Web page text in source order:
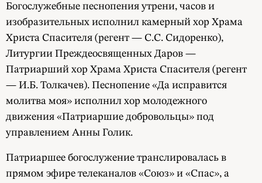
Богослужебные песнопения утрени, часов и
изобразительных исполнил камерный хор Храма
Христа Спасителя (регент — С.С. Сидоренко),
Литургии Преждеосвященных Даров —
Патриарший хор Храма Христа Спасителя (регент
— И.Б. Толкачев). Песнопение «Да исправится
молитва моя» исполнил хор молодежного
движения «Патриаршие добровольцы» под
управлением Анны Голик.
Патриаршее богослужение транслировалась в
прямом эфире телеканалов «Союз» и «Спас», а